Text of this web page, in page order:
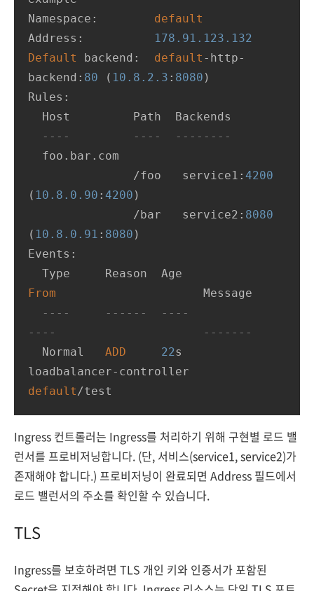
Namespace: default
Address:
178.91 .123 .132
Default
backend: default - http-
backend: 80 ( 10.8 .2 .3 : 8080 )
Rules:
----         ----  --------
/foo   service1: 4200
( 10.8 .0 .90 : 4200 )
/bar   service2: 8080
( 10.8 .0 .91 : 8080 )
Events:
From
                     Message
----     ------  ----
----                     -------
  Normal
ADD 22s
loadbalancer-
default/test
Ingress 컨트롤러는 Ingress를 처리하기 위해 구현별 로드 밸
런서를 프로비저닝합니다. (단, 서비스(service1, service2)가
존재해야 합니다.) 프로비저닝이 완료되면 Address 필드에서
로드 밸런서의 주소를 확인할 수 있습니다.
TLS
Ingress를 보호하려면 TLS 개인 키와 인증서가 포함된